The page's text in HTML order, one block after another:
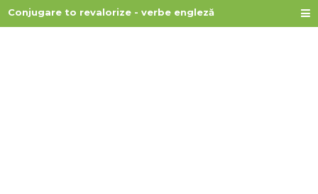
Conjugare to revalorize - verbe engleză